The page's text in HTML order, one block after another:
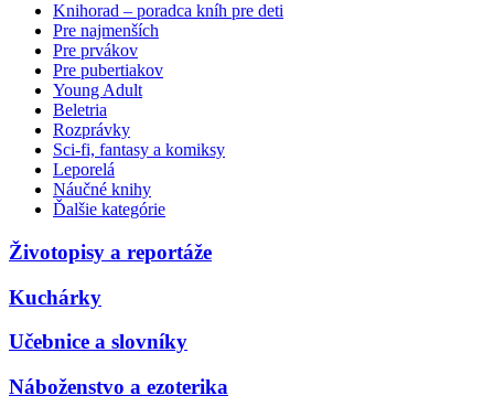
Knihorad – poradca kníh pre deti
Pre najmenších
Pre prvákov
Pre pubertiakov
Young Adult
Beletria
Rozprávky
Sci-fi, fantasy a komiksy
Leporelá
Náučné knihy
Ďalšie kategórie
Životopisy a reportáže
Kuchárky
Učebnice a slovníky
Náboženstvo a ezoterika